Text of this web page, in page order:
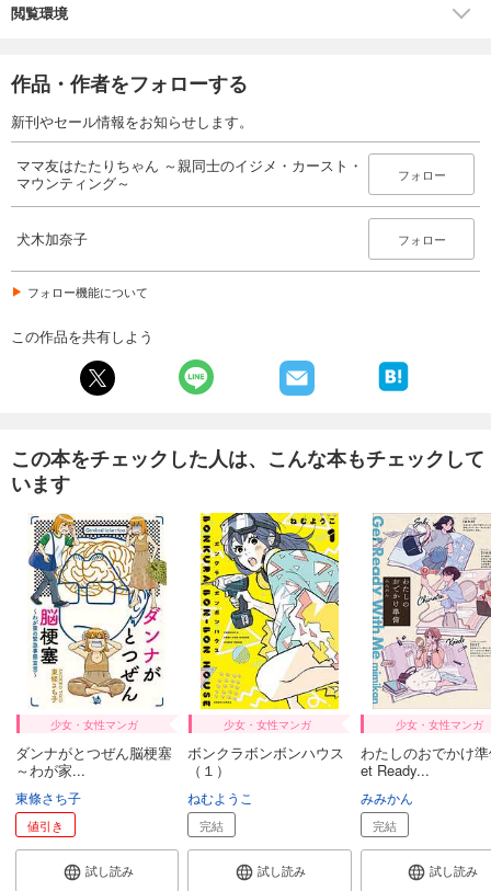
閲覧環境
作品・作者をフォローする
新刊やセール情報をお知らせします。
ママ友はたたりちゃん ～親同士のイジメ・カースト・
マウンティング～
フォロー
犬木加奈子 フォロー
フォロー機能について
この作品を共有しよう
この本をチェックした人は、こんな本もチェックして
います
少女・女性マンガ
ダンナがとつぜん脳梗塞
～わが家...
東條さち子
値引き
試し読み
少女・女性マンガ
ボンクラボンボンハウス
（１）
ねむようこ
完結
試し読み
少女・女性マンガ
わたしのおでかけ
et Ready...
みみかん
完結
試し読み